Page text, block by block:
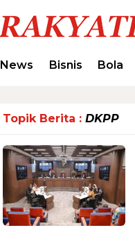
News Bisnis Bola
Topik Berita : DKPP